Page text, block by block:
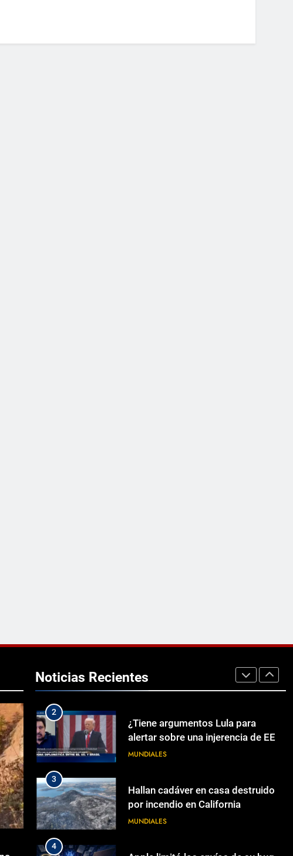
Noticias Recientes
1
Sandra, la joven trans que vive en
una cueva en Málaga: «Quiero que
2
¿Tiene argumentos Lula para
alertar sobre una injerencia de EE.
UU. en las elecciones de Brasil?
MUNDIALES
3
Hallan cadáver en casa destruido
por incendio en California
MUNDIALES
4